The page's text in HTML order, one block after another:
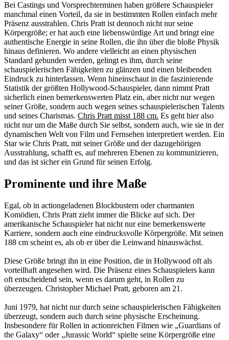
Bei Castings und Vorsprechterminen haben größere Schauspieler
manchmal einen Vorteil, da sie in bestimmten Rollen einfach mehr
Präsenz ausstrahlen. Chris Pratt ist dennoch nicht nur seine
Körpergröße; er hat auch eine liebenswürdige Art und bringt eine
authentische Energie in seine Rollen, die ihn über die bloße Physik
hinaus definieren. Wo andere vielleicht an einen physischen
Standard gebunden werden, gelingt es ihm, durch seine
schauspielerischen Fähigkeiten zu glänzen und einen bleibenden
Eindruck zu hinterlassen. Wenn hineinschaut in die faszinierende
Statistik der größten Hollywood-Schauspieler, dann nimmt Pratt
sicherlich einen bemerkenswerten Platz ein, aber nicht nur wegen
seiner Größe, sondern auch wegen seines schauspielerischen Talents
und seines Charismas. Chris Pratt misst 188 cm. Es geht hier also
nicht nur um die Maße durch Sie selbst, sondern auch, wie sie in der
dynamischen Welt von Film und Fernsehen interpretiert werden. Ein
Star wie Chris Pratt, mit seiner Größe und der dazugehörigen
Ausstrahlung, schafft es, auf mehreren Ebenen zu kommunizieren,
und das ist sicher ein Grund für seinen Erfolg.
Prominente und ihre Maße
Egal, ob in actiongeladenen Blockbustern oder charmanten
Komödien, Chris Pratt zieht immer die Blicke auf sich. Der
amerikanische Schauspieler hat nicht nur eine bemerkenswerte
Karriere, sondern auch eine eindrucksvolle Körpergröße. Mit seinen
188 cm scheint es, als ob er über die Leinwand hinauswächst.
Diese Größe bringt ihn in eine Position, die in Hollywood oft als
vorteilhaft angesehen wird. Die Präsenz eines Schauspielers kann
oft entscheidend sein, wenn es darum geht, in Rollen zu
überzeugen. Christopher Michael Pratt, geboren am 21.
Juni 1979, hat nicht nur durch seine schauspielerischen Fähigkeiten
überzeugt, sondern auch durch seine physische Erscheinung.
Insbesondere für Rollen in actionreichen Filmen wie „Guardians of
the Galaxy“ oder „Jurassic World“ spielte seine Körpergröße eine